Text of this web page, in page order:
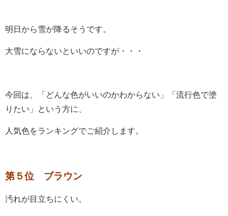
明日から雪が降るそうです。
大雪にならないといいのですが・・・
今回は、「どんな色がいいのかわからない」「流行色で塗
りたい」という方に、
人気色をランキングでご紹介します。
第５位 ブラウン
汚れが目立ちにくい。